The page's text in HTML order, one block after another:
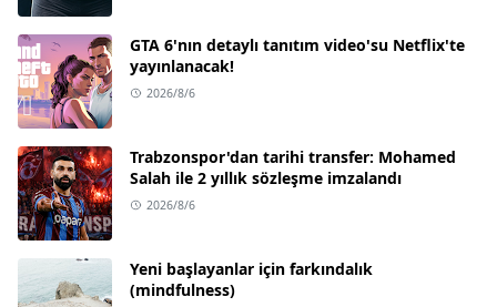
GTA 6'nın detaylı tanıtım video'su Netflix'te
yayınlanacak!
2026/8/6
Trabzonspor'dan tarihi transfer: Mohamed
Salah ile 2 yıllık sözleşme imzalandı
2026/8/6
Yeni başlayanlar için farkındalık
(mindfulness)